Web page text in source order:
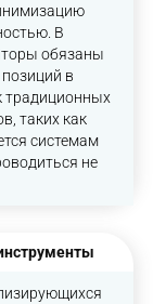
В
обязаны
в
традиционных
таких как
системам
не